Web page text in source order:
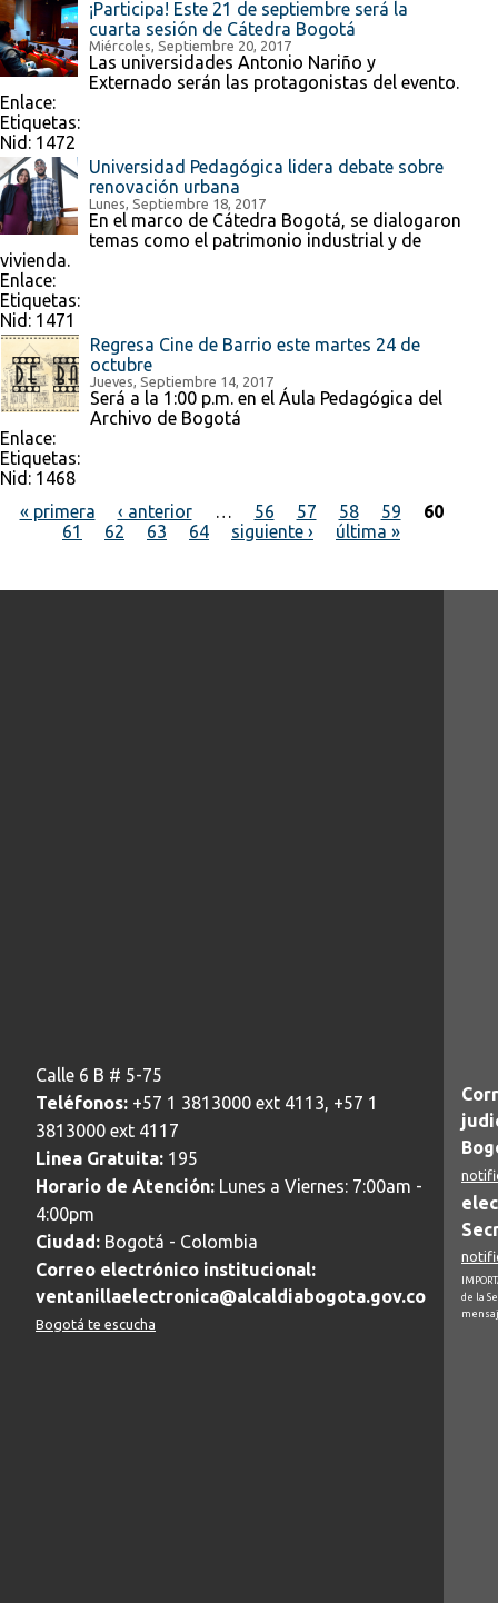
¡Participa! Este 21 de septiembre será la
cuarta sesión de Cátedra Bogotá
Miércoles, Septiembre 20, 2017
Las universidades Antonio Nariño y
Externado serán las protagonistas del evento.
Enlace:
Etiquetas:
Nid: 1472
Universidad Pedagógica lidera debate sobre
renovación urbana
Lunes, Septiembre 18, 2017
En el marco de Cátedra Bogotá, se dialogaron
temas como el patrimonio industrial y de
vivienda.
Enlace:
Etiquetas:
Nid: 1471
Regresa Cine de Barrio este martes 24 de
octubre
Jueves, Septiembre 14, 2017
Será a la 1:00 p.m. en el Áula Pedagógica del
Archivo de Bogotá
Enlace:
Etiquetas:
Nid: 1468
Páginas
« primera ‹ anterior … 56 57 58 59
60
61
62 63 64 siguiente › última »
Calle 6 B # 5-75
Teléfonos: +57 1 3813000 ext 4113, +57 1
3813000 ext 4117
Linea Gratuita: 195
Horario de Atención: Lunes a Viernes: 7:00am -
4:00pm
Ciudad: Bogotá - Colombia
Correo electrónico institucional:
ventanillaelectronica@alcaldiabogota.gov.co
Bogotá te escucha
de la